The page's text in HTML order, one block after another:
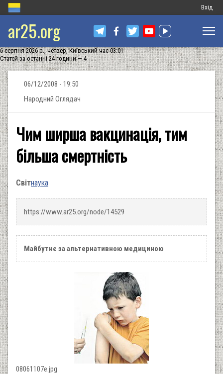
Меню
запису
Вхід
ar25.org
6 серпня 2026 р., четвер, Київський час 03:01
Статей за останні 24 години — 4
06/12/2008 - 19:50
Народний Оглядач
Чим ширша вакцинація, тим
більша смертність
Світнаука
https://www.ar25.org/node/14529
Майбутнє за альтернативною медициною
08061107e.jpg